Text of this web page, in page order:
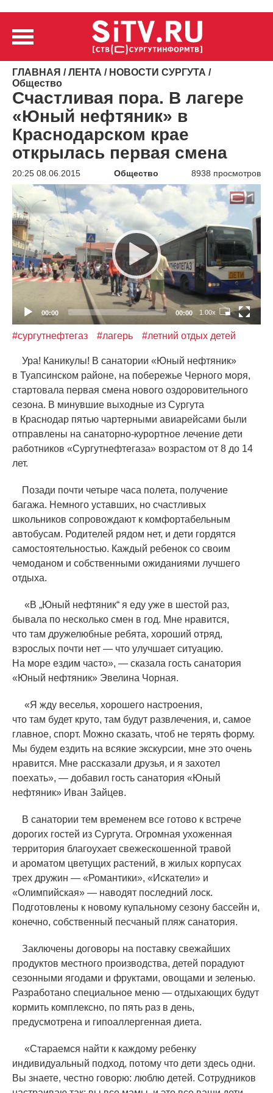
ГЛАВНАЯ /ЛЕНТА / НОВОСТИ СУРГУТА /
Общество
Счастливая пора. В лагере
«Юный нефтяник» в
Краснодарском крае
открылась первая смена
20:25 08.06.2015 Общество 8938 просмотров
Видеоплеер
00:00 00:00 1.00x
#сургутнефтегаз #лагерь #летний отдых детей
Ура! Каникулы! В санатории «Юный нефтяник»
в Туапсинском районе, на побережье Черного моря,
стартовала первая смена нового оздоровительного
сезона. В минувшие выходные из Сургута
в Краснодар пятью чартерными авиарейсами были
отправлены на санаторно-курортное лечение дети
работников «Сургутнефтегаза» возрастом от 8 до 14
лет.
Позади почти четыре часа полета, получение
багажа. Немного уставших, но счастливых
школьников сопровождают к комфортабельным
автобусам. Родителей рядом нет, и дети гордятся
самостоятельностью. Каждый ребенок со своим
чемоданом и собственными ожиданиями лучшего
отдыха.
«В „Юный нефтяник“ я еду уже в шестой раз,
бывала по несколько смен в год. Мне нравится,
что там дружелюбные ребята, хороший отряд,
взрослых почти нет — что улучшает ситуацию.
На море ездим часто», — сказала гость санатория
«Юный нефтяник» Эвелина Чорная.
«Я жду веселья, хорошего настроения,
что там будет круто, там будут развлечения, и, самое
главное, спорт. Можно сказать, чтоб не терять форму.
Мы будем ездить на всякие экскурсии, мне это очень
нравится. Мне рассказали друзья, и я захотел
поехать», — добавил гость санатория «Юный
нефтяник» Иван Зайцев.
В санатории тем временем все готово к встрече
дорогих гостей из Сургута. Огромная ухоженная
территория благоухает свежескошенной травой
и ароматом цветущих растений, в жилых корпусах
трех дружин — «Романтики», «Искатели» и
«Олимпийская» — наводят последний лоск.
Подготовлены к новому купальному сезону бассейн и,
конечно, собственный песчаный пляж санатория.
Заключены договоры на поставку свежайших
продуктов местного производства, детей порадуют
сезонными ягодами и фруктами, овощами и зеленью.
Разработано специальное меню — отдыхающих будут
кормить комплексно, по пять раз в день,
предусмотрена и гипоаллергенная диета.
«Стараемся найти к каждому ребенку
индивидуальный подход, потому что дети здесь одни.
Вы знаете, честно говорю: люблю детей. Сотрудников